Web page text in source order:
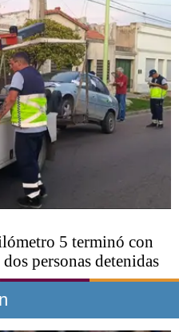
5 terminó con
personas detenidas